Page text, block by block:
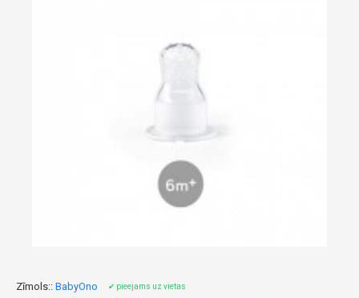
Zīmols:: BabyOno ✔ pieejams uz vietas